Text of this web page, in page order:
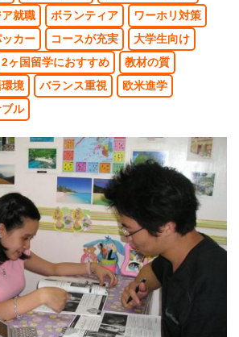
就職 ボランティア
ワーホリ対策
カー コースが充実
大学生向け
2ヶ国留学におすすめ
教材の質
境 バランス重視
欧米進学
ブル